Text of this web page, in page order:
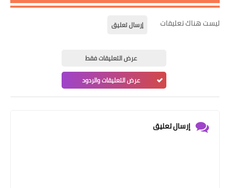
ليست هناك تعليقات إرسال تعليق
عرض التعليقات فقط
عرض التعليقات والردود
إرسال تعليق